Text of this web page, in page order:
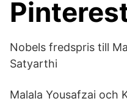
Nobels fredspris till
Satyarthi
Malala Yousafzai och